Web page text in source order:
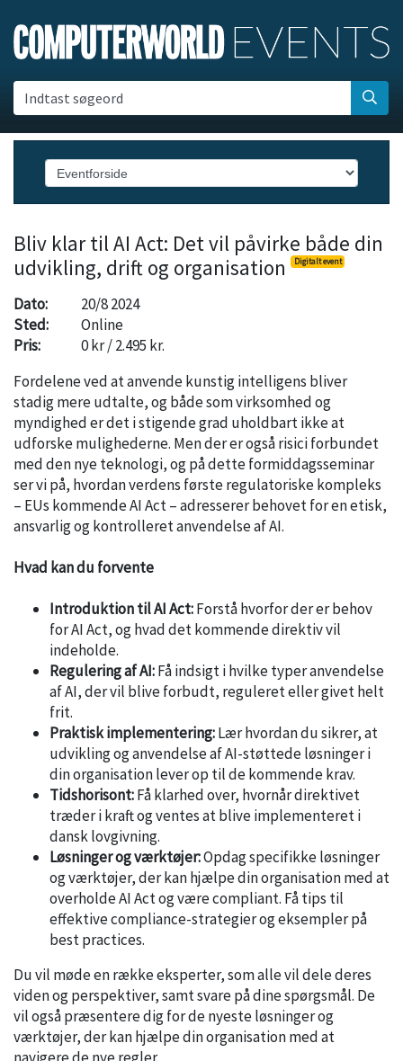
Indtast søgeord
Bliv klar til AI Act: Det vil påvirke både din
udvikling, drift og organisation
Digitalt event
Dato:
20/8 2024
Sted:
Online
Pris:
0 kr / 2.495 kr.
Fordelene ved at anvende kunstig intelligens bliver
stadig mere udtalte, og både som virksomhed og
myndighed er det i stigende grad uholdbart ikke at
udforske mulighederne. Men der er også risici forbundet
med den nye teknologi, og på dette formiddagsseminar
ser vi på, hvordan verdens første regulatoriske kompleks
– EUs kommende AI Act – adresserer behovet for en etisk,
ansvarlig og kontrolleret anvendelse af AI.
Hvad kan du forvente
Introduktion til AI Act:Forstå hvorfor der er behov
for AI Act, og hvad det kommende direktiv vil
indeholde.
Regulering af AI:Få indsigt i hvilke typer anvendelse
af AI, der vil blive forbudt, reguleret eller givet helt
frit.
Praktisk implementering:Lær hvordan du sikrer, at
udvikling og anvendelse af AI-støttede løsninger i
din organisation lever op til de kommende krav.
Tidshorisont:Få klarhed over, hvornår direktivet
træder i kraft og ventes at blive implementeret i
dansk lovgivning.
Løsninger og værktøjer:Opdag specifikke løsninger
og værktøjer, der kan hjælpe din organisation med at
overholde AI Act og være compliant. Få tips til
effektive compliance-strategier og eksempler på
best practices.
Du vil møde en række eksperter, som alle vil dele deres
viden og perspektiver, samt svare på dine spørgsmål. De
vil også præsentere dig for de nyeste løsninger og
værktøjer, der kan hjælpe din organisation med at